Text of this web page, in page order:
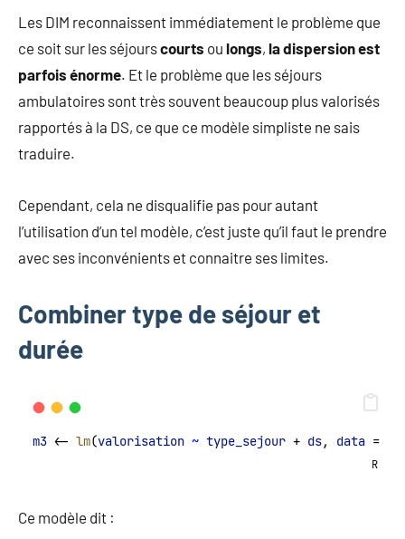
Les DIM reconnaissent immédiatement le problème que
ce soit sur les séjourscourts ou longs, la dispersion est
parfois énorme. Et le problème que les séjours
ambulatoires sont très souvent beaucoup plus valorisés
rapportés à la DS, ce que ce modèle simpliste ne sais
traduire.
Cependant, cela ne disqualifie pas pour autant
l’utilisation d’un tel modèle, c’est juste qu’il faut le prendre
avec ses inconvénients et connaitre ses limites.
Combiner type de séjour et
durée
m3 <- lm(valorisation ~ type_sejour + ds, data =
R
Ce modèle dit :